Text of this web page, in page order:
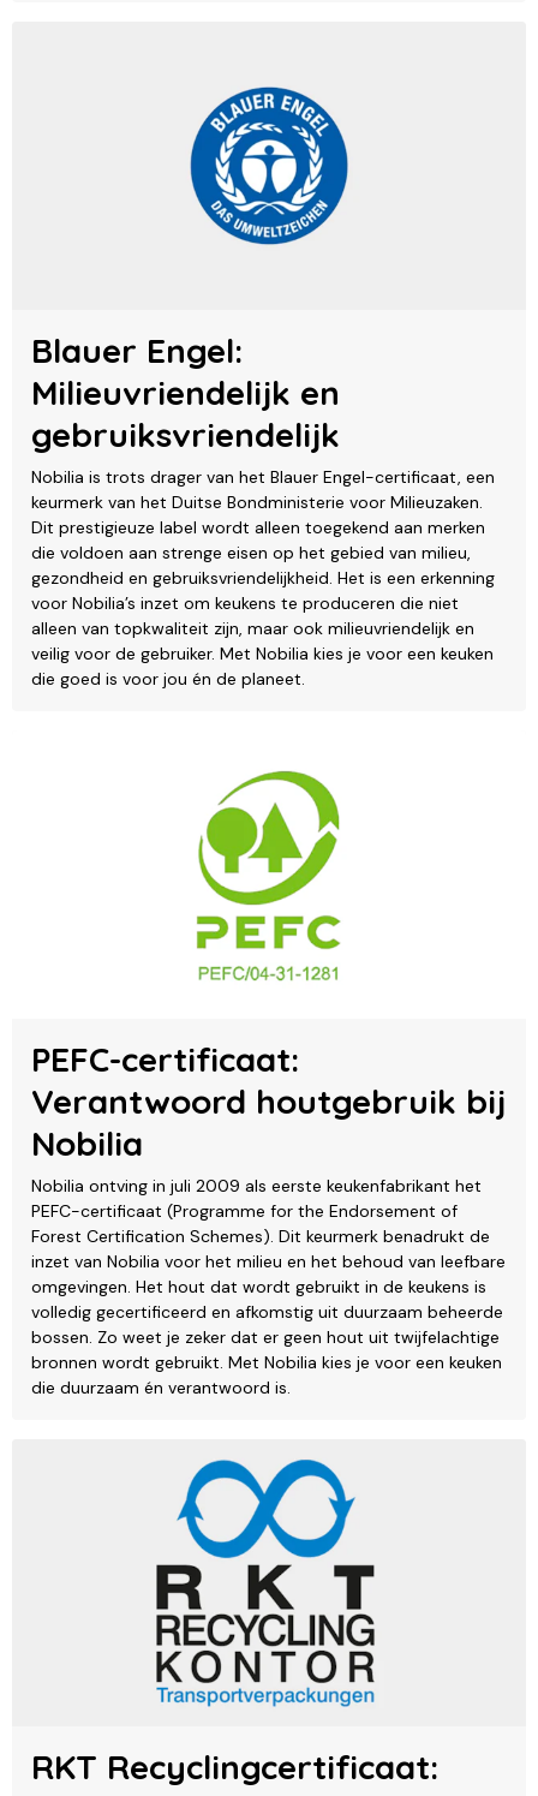
Blauer Engel:
Milieuvriendelijk en
gebruiksvriendelijk
Nobilia is trots drager van het Blauer Engel-certificaat, een
keurmerk van het Duitse Bondministerie voor Milieuzaken.
Dit prestigieuze label wordt alleen toegekend aan merken
die voldoen aan strenge eisen op het gebied van milieu,
gezondheid en gebruiksvriendelijkheid. Het is een erkenning
voor Nobilia’s inzet om keukens te produceren die niet
alleen van topkwaliteit zijn, maar ook milieuvriendelijk en
veilig voor de gebruiker. Met Nobilia kies je voor een keuken
die goed is voor jou én de planeet.
PEFC-certificaat:
Verantwoord houtgebruik bij
Nobilia
Nobilia ontving in juli 2009 als eerste keukenfabrikant het
PEFC-certificaat (Programme for the Endorsement of
Forest Certification Schemes). Dit keurmerk benadrukt de
inzet van Nobilia voor het milieu en het behoud van leefbare
omgevingen. Het hout dat wordt gebruikt in de keukens is
volledig gecertificeerd en afkomstig uit duurzaam beheerde
bossen. Zo weet je zeker dat er geen hout uit twijfelachtige
bronnen wordt gebruikt. Met Nobilia kies je voor een keuken
die duurzaam én verantwoord is.
RKT Recyclingcertificaat: